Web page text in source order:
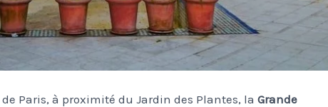
Paris, à proximité du Jardin des Plantes, la Grande